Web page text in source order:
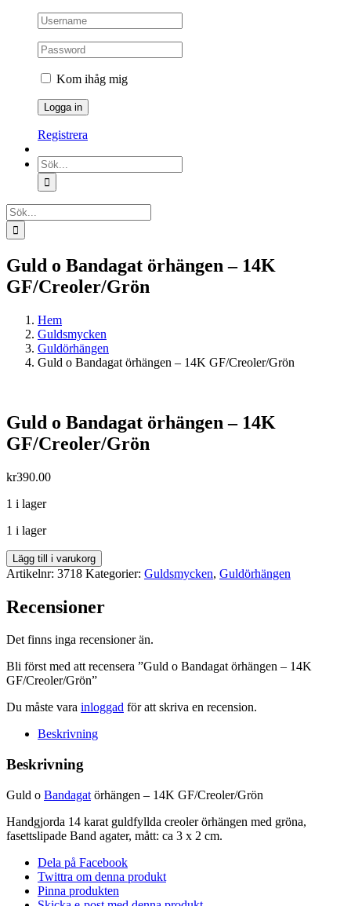
Kom ihåg mig
Registrera
Sök
efter:
Sök
efter:
Guld o Bandagat örhängen – 14K
GF/Creoler/Grön
Hem
Guldsmycken
Guldörhängen
Guld o Bandagat örhängen – 14K GF/Creoler/Grön
Guld o Bandagat örhängen – 14K
GF/Creoler/Grön
kr390.00
1 i lager
1 i lager
Guld
o
örhängen
-
GF/Creoler/Grön
Lägg till i varukorg
Artikelnr: 3718 Kategorier: Guldsmycken, Guldörhängen
Recensioner
Det finns inga recensioner än.
Bli först med att recensera ”Guld o Bandagat örhängen – 14K
GF/Creoler/Grön”
Du måste vara inloggad för att skriva en recension.
Beskrivning
Beskrivning
Guld o Bandagat örhängen – 14K GF/Creoler/Grön
Handgjorda 14 karat guldfyllda creoler örhängen med gröna,
fasettslipade Band agater, mått: ca 3 x 2 cm.
Dela på Facebook
Twittra om denna produkt
Pinna produkten